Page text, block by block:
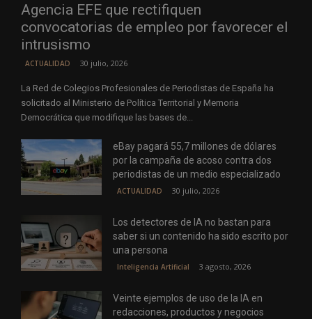
Agencia EFE que rectifiquen
convocatorias de empleo por favorecer el
intrusismo
ACTUALIDAD 30 julio, 2026
La Red de Colegios Profesionales de Periodistas de España ha
solicitado al Ministerio de Política Territorial y Memoria
Democrática que modifique las bases de...
eBay pagará 55,7 millones de dólares
por la campaña de acoso contra dos
periodistas de un medio especializado
ACTUALIDAD 30 julio, 2026
Los detectores de IA no bastan para
saber si un contenido ha sido escrito por
una persona
Inteligencia Artificial 3 agosto, 2026
Veinte ejemplos de uso de la IA en
redacciones, productos y negocios